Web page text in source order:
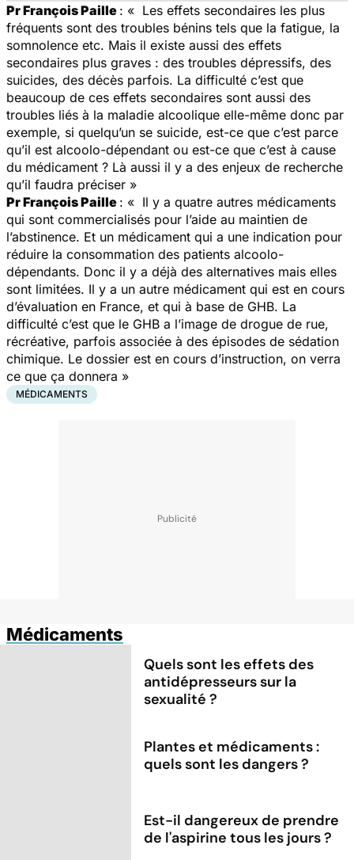
Pr François Paille : « Les effets secondaires les plus
fréquents sont des troubles bénins tels que la fatigue, la
somnolence etc. Mais il existe aussi des effets
secondaires plus graves : des troubles dépressifs, des
suicides, des décès parfois. La difficulté c’est que
beaucoup de ces effets secondaires sont aussi des
troubles liés à la maladie alcoolique elle-même donc par
exemple, si quelqu’un se suicide, est-ce que c’est parce
qu’il est alcoolo-dépendant ou est-ce que c’est à cause
du médicament ? Là aussi il y a des enjeux de recherche
qu’il faudra préciser »
Pr François Paille : « Il y a quatre autres médicaments
qui sont commercialisés pour l’aide au maintien de
l’abstinence. Et un médicament qui a une indication pour
réduire la consommation des patients alcoolo-
dépendants. Donc il y a déjà des alternatives mais elles
sont limitées. Il y a un autre médicament qui est en cours
d’évaluation en France, et qui à base de GHB. La
difficulté c’est que le GHB a l’image de drogue de rue,
récréative, parfois associée à des épisodes de sédation
chimique. Le dossier est en cours d’instruction, on verra
ce que ça donnera »
MÉDICAMENTS
Médicaments
Quels sont les effets des
antidépresseurs sur la
sexualité ?
Plantes et médicaments :
quels sont les dangers ?
Est-il dangereux de prendre
de l'aspirine tous les jours ?